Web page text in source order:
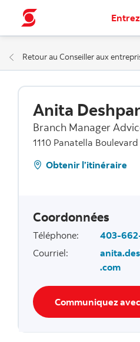
Entrez
Retour au Conseiller aux
Anita
Branch Manager
1110 Panatella
Obtenir l’itinéraire
Coordonnées
Téléphone:
403-
Courriel:
.com
Communiquez